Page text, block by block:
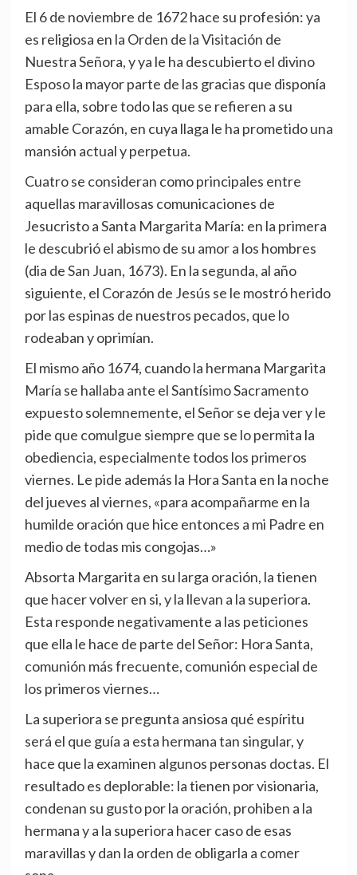
El 6 de noviembre de 1672 hace su profesión: ya
es religiosa en la Orden de la Visitación de
Nuestra Señora, y ya le ha descubierto el divino
Esposo la mayor parte de las gracias que disponía
para ella, sobre todo las que se refieren a su
amable Corazón, en cuya llaga le ha prometido una
mansión actual y perpetua.
Cuatro se consideran como principales entre
aquellas maravillosas comunicaciones de
Jesucristo a Santa Margarita María: en la primera
le descubrió el abismo de su amor a los hombres
(dia de San Juan, 1673). En la segunda, al año
siguiente, el Corazón de Jesús se le mostró herido
por las espinas de nuestros pecados, que lo
rodeaban y oprimían.
El mismo año 1674, cuando la hermana Margarita
María se hallaba ante el Santísimo Sacramento
expuesto solemnemente, el Señor se deja ver y le
pide que comulgue siempre que se lo permita la
obediencia, especialmente todos los primeros
viernes. Le pide además la Hora Santa en la noche
del jueves al viernes, «para acompañarme en la
humilde oración que hice entonces a mi Padre en
medio de todas mis congojas…»
Absorta Margarita en su larga oración, la tienen
que hacer volver en si, y la llevan a la superiora.
Esta responde negativamente a las peticiones
que ella le hace de parte del Señor: Hora Santa,
comunión más frecuente, comunión especial de
los primeros viernes…
La superiora se pregunta ansiosa qué espíritu
será el que guía a esta hermana tan singular, y
hace que la examinen algunos personas doctas. El
resultado es deplorable: la tienen por visionaria,
condenan su gusto por la oración, prohiben a la
hermana y a la superiora hacer caso de esas
maravillas y dan la orden de obligarla a comer